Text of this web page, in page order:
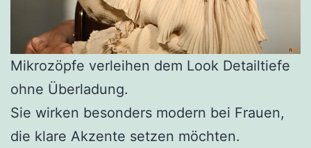
Mikrozöpfe verleihen dem Look Detailtiefe
ohne Überladung.
Sie wirken besonders modern bei Frauen,
die klare Akzente setzen möchten.